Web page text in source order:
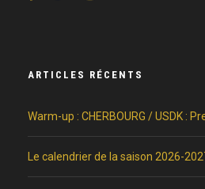
ARTICLES RÉCENTS
Warm-up : CHERBOURG / USDK :
Le calendrier de la saison 2026-